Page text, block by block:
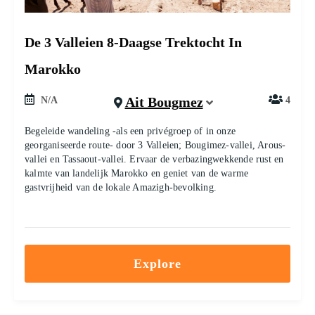
De 3 Valleien 8-Daagse Trektocht In
Marokko
N/A Ait Bougmez 4
Begeleide wandeling -als een privégroep of in onze
georganiseerde route- door 3 Valleien; Bougimez-vallei, Arous-
vallei en Tassaout-vallei. Ervaar de verbazingwekkende rust en
kalmte van landelijk Marokko en geniet van de warme
gastvrijheid van de lokale Amazigh-bevolking.
Explore